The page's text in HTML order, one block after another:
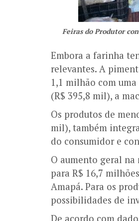
Feiras do Produtor
Embora a farinha
relevantes. A
1,1 milhão com
(R$ 395,8 mil), a
Os produtos de
mil), também
do consumidor e
O aumento geral na
para R$ 16,7
Amapá. Para os
possibilidades de
De acordo com